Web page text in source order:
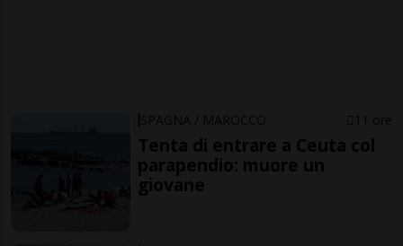
SPAGNA / MAROCCO 11 ore
Tenta di entrare a Ceuta col
parapendio: muore un
giovane